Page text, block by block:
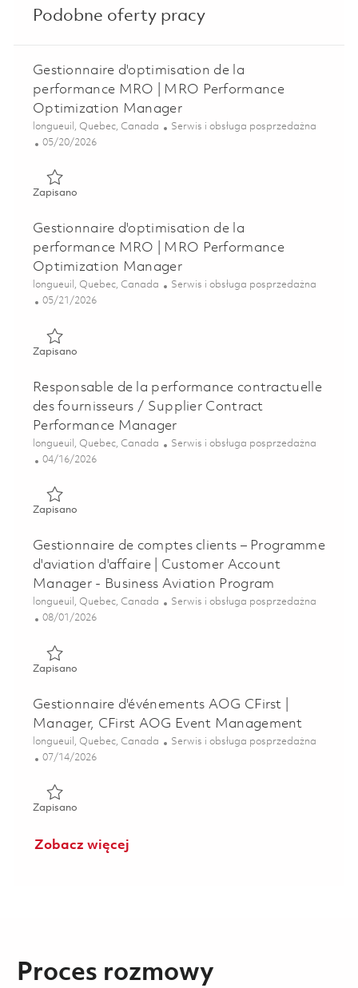
Podobne oferty pracy
Gestionnaire d'optimisation de la
performance MRO | MRO Performance
Optimization Manager
Lokalizacja
longueuil, Quebec, Canada Kategoria
Serwis i obsługa posprzedażna
Posted Date
05/20/2026
ZapisanoZapisano Gestionnaire d'optimisation de la performance
Gestionnaire d'optimisation de la
performance MRO | MRO Performance
Optimization Manager
Lokalizacja
longueuil, Quebec, Canada Kategoria
Serwis i obsługa posprzedażna
Posted Date
05/21/2026
ZapisanoZapisano Gestionnaire d'optimisation de la performance
Responsable de la performance contractuelle
des fournisseurs / Supplier Contract
Performance Manager
Lokalizacja
longueuil, Quebec, Canada Kategoria
Serwis i obsługa posprzedażna
Posted Date
04/16/2026
ZapisanoZapisano Responsable de la performance contractuelle
Gestionnaire de comptes clients – Programme
d'aviation d'affaire | Customer Account
Manager - Business Aviation Program
Lokalizacja
longueuil, Quebec, Canada Kategoria
Serwis i obsługa posprzedażna
Posted Date
08/01/2026
ZapisanoZapisano Gestionnaire de comptes clients – Programme
Gestionnaire d'événements AOG CFirst |
Manager, CFirst AOG Event Management
Lokalizacja
longueuil, Quebec, Canada Kategoria
Serwis i obsługa posprzedażna
Posted Date
07/14/2026
ZapisanoZapisano Gestionnaire d'événements AOG CFirst |
Zobacz więcej
Proces rozmowy